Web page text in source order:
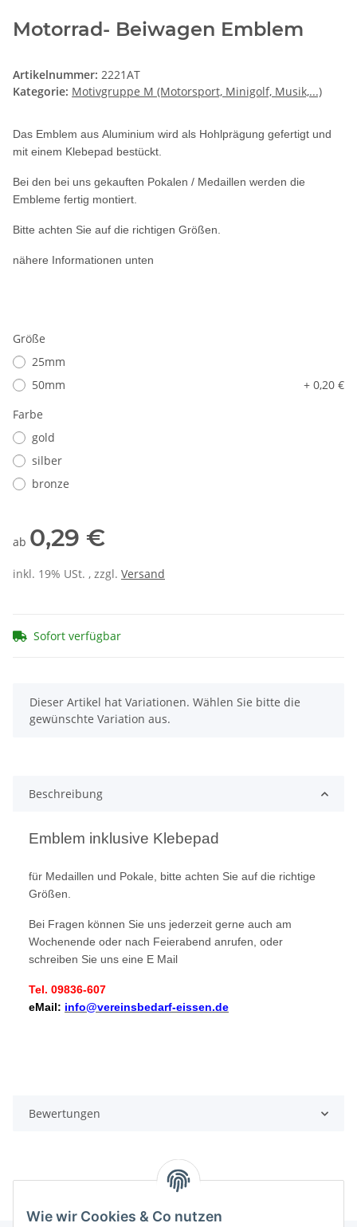
Wie wir Cookies & Co nutzen
Motorrad- Beiwagen Emblem
Artikelnummer: 2221AT
Kategorie: Motivgruppe M (Motorsport, Minigolf, Musik,...)
Das Emblem aus Aluminium wird als Hohlprägung gefertigt und
mit einem Klebepad bestückt.
Bei den bei uns gekauften Pokalen / Medaillen werden die
Embleme fertig montiert.
Bitte achten Sie auf die richtigen Größen.
nähere Informationen unten
Größe
25mm
50mm
+ 0,20 €
Farbe
gold
silber
bronze
ab 0,29 €
inkl. 19% USt. , zzgl. Versand
Sofort verfügbar
x
Dieser Artikel hat Variationen. Wählen Sie bitte die
gewünschte Variation aus.
Beschreibung
Emblem inklusive Klebepad
für Medaillen und Pokale, bitte achten Sie auf die richtige
Größen.
Bei Fragen können Sie uns jederzeit gerne auch am
Wochenende oder nach Feierabend anrufen, oder
schreiben Sie uns eine E Mail
Tel. 09836-607
eMail: info@vereinsbedarf-eissen.de
Bewertungen